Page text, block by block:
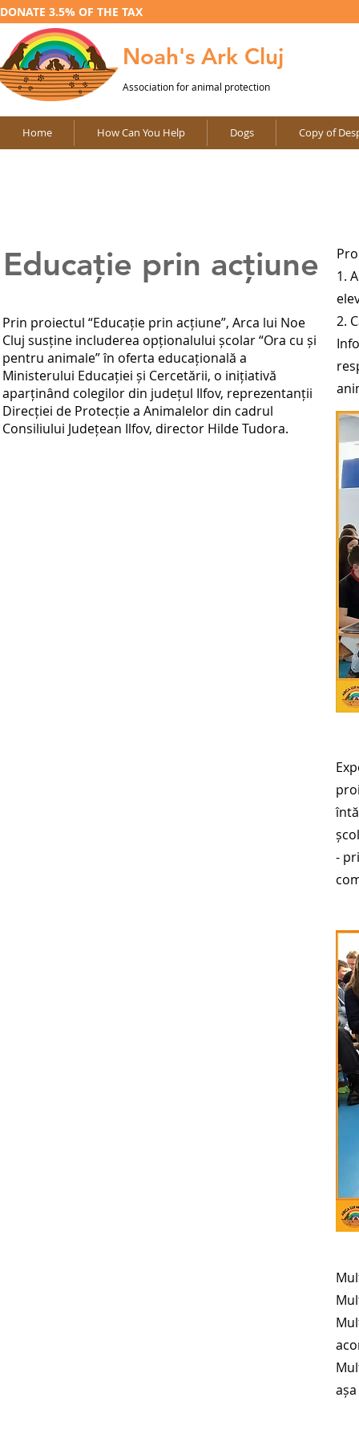
DONATE 3.5% OF THE TAX
Noah's Ark Cluj
Association for animal protection
Home How Can You Help Dogs Copy of
Educație prin acțiune
Prin proiectul “Educație prin acțiune”, Arca lui Noe
Cluj susține includerea opționalului școlar “Ora cu și
pentru animale” în oferta educațională a
Ministerului Educației și Cercetării, o inițiativă
aparținând colegilor din județul Ilfov, reprezentanții
Direcției de Protecție a Animalelor din cadrul
Consiliului Județean Ilfov, director Hilde Tudora.
1.
2.
-